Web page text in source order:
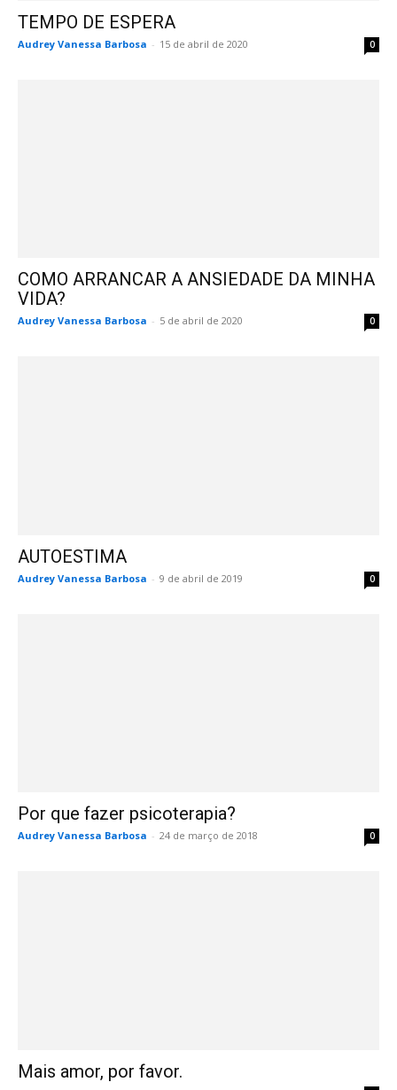
TEMPO DE ESPERA
Audrey Vanessa Barbosa - 15 de abril de 2020 0
COMO ARRANCAR A ANSIEDADE DA MINHA
VIDA?
Audrey Vanessa Barbosa - 5 de abril de 2020 0
AUTOESTIMA
Audrey Vanessa Barbosa - 9 de abril de 2019 0
Por que fazer psicoterapia?
Audrey Vanessa Barbosa - 24 de março de 2018 0
Mais amor, por favor.